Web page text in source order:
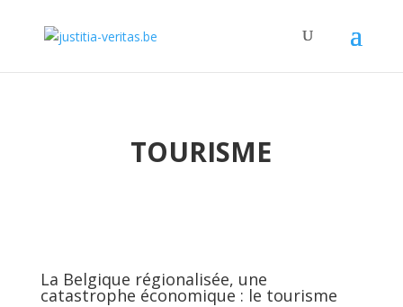
TOURISME
La Belgique régionalisée, une
catastrophe économique : le tourisme